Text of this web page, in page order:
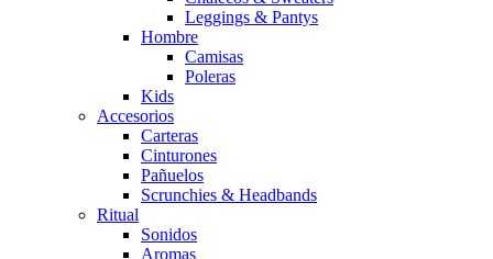
Leggings & Pantys
Hombre
Camisas
Poleras
Kids
Accesorios
Carteras
Cinturones
Pañuelos
Scrunchies & Headbands
Ritual
Sonidos
Aromas